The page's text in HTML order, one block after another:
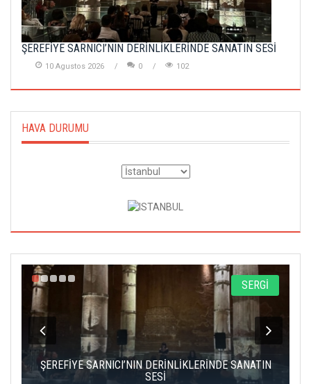
ŞEREFİYE SARNICI’NIN DERİNLİKLERİNDE SANATIN SESİ
10 Agustos 2026 0 102
HAVA DURUMU
SERGİ
ŞEREFİYE SARNICI’NIN DERİNLİKLERİNDE SANATIN
SESİ